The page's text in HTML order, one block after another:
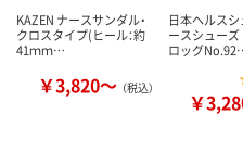
KAZEN ナースサンダル・
クロスタイプ(ヒール：約
41ｍｍ…
￥3,820～ （税込）
日本ヘルス
ースシュー
ロッグ
￥